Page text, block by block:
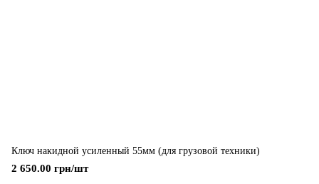
Ключ накидной усиленный 55мм (для грузовой техники)
2 650.00 грн/шт